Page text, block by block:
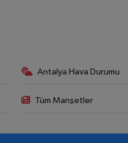
Antalya Hava Durumu
Tüm Manşetler